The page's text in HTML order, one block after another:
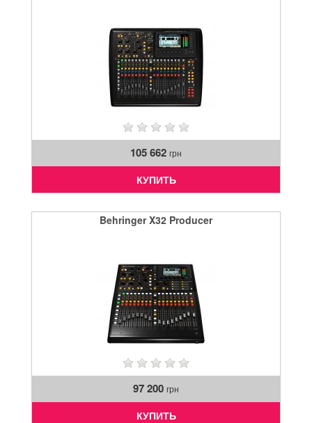
105 662 грн
КУПИТЬ
Behringer X32 Producer
97 200 грн
КУПИТЬ